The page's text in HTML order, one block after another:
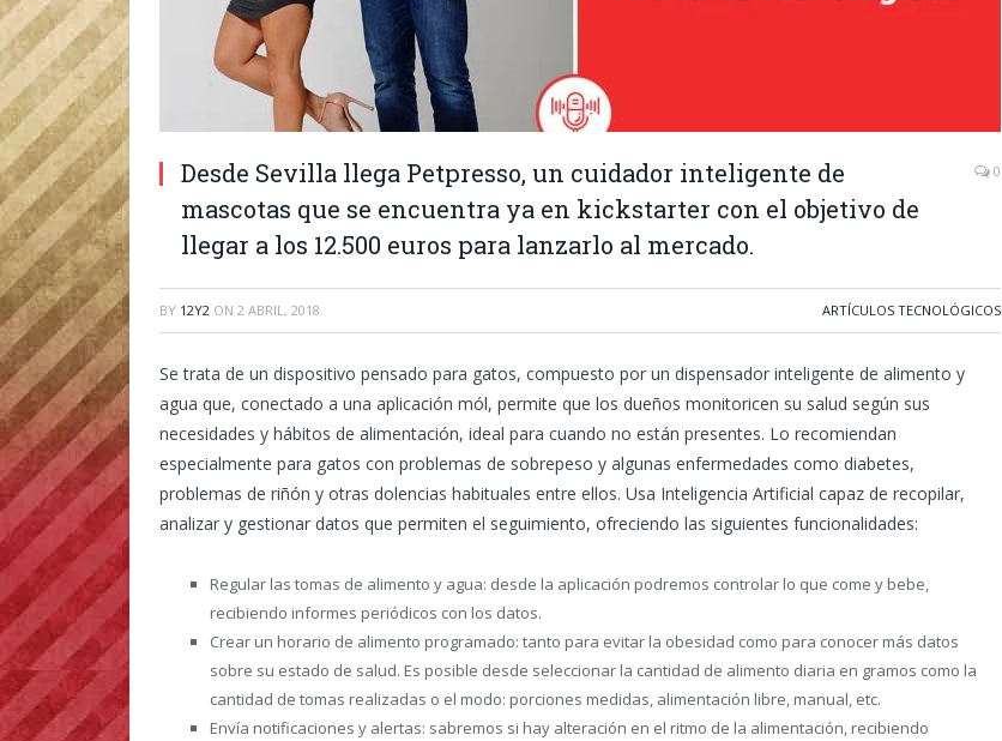
Desde Sevilla llega Petpresso, un cuidador inteligente de
mascotas que se encuentra ya en kickstarter con el objetivo de
llegar a los 12.500 euros para lanzarlo al mercado.
0
BY 12Y2 ON 2 ABRIL, 2018 ARTÍCULOS TECNOLÓGICOS
Se trata de un dispositivo pensado para gatos, compuesto por un dispensador inteligente de alimento y
agua que, conectado a una aplicación mól, permite que los dueños monitoricen su salud según sus
necesidades y hábitos de alimentación, ideal para cuando no están presentes. Lo recomiendan
especialmente para gatos con problemas de sobrepeso y algunas enfermedades como diabetes,
problemas de riñón y otras dolencias habituales entre ellos. Usa Inteligencia Artificial capaz de recopilar,
analizar y gestionar datos que permiten el seguimiento, ofreciendo las siguientes funcionalidades:
Regular las tomas de alimento y agua: desde la aplicación podremos controlar lo que come y bebe,
recibiendo informes periódicos con los datos.
Crear un horario de alimento programado: tanto para evitar la obesidad como para conocer más datos
sobre su estado de salud. Es posible desde seleccionar la cantidad de alimento diaria en gramos como la
cantidad de tomas realizadas o el modo: porciones medidas, alimentación libre, manual, etc.
Envía notificaciones y alertas: sabremos si hay alteración en el ritmo de la alimentación, recibiendo